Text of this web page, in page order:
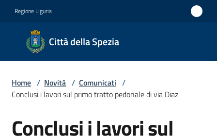
Regione Liguria
Città della Spezia
Città
della
Medaglia
Merito
Home / Novità / Comunicati /
Conclusi i lavori sul primo tratto pedonale di via Diaz
Salta al contenuto
Conclusi i lavori sul